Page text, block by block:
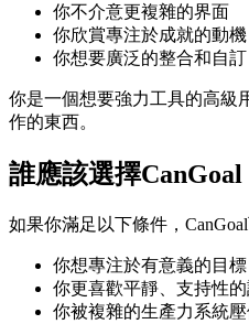
你不介意更複雜的界面
你欣賞專注於成就的動機
你想要廣泛的整合和自訂
你是一個想要強力工具的高級
作的東西。
誰應該選擇CanGoal
如果你滿足以下條件，
你想專注於有意義的目
你更喜歡平靜、支持性
你被複雜的生產力系統壓